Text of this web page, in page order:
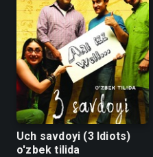
Uch savdoyi (3 Idiots)
o'zbek tilida